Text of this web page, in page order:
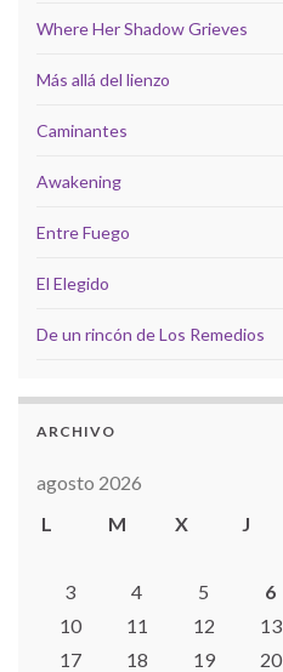
Where Her Shadow Grieves
Más allá del lienzo
Caminantes
Awakening
Entre Fuego
El Elegido
De un rincón de Los Remedios
ARCHIVO
agosto 2026
L
M X J
3
4 5 6
10
11 12 13
17
18 19 20